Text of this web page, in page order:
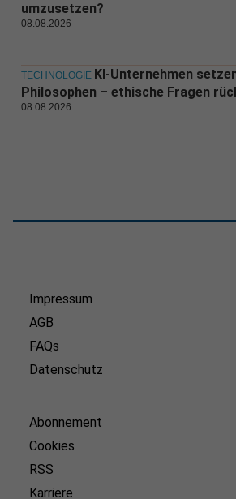
umzusetzen?
08.08.2026
TECHNOLOGIE KI-Unternehmen
Philosophen – ethische Fragen
08.08.2026
Impressum
AGB
FAQs
Datenschutz
Abonnement
Cookies
RSS
Karriere